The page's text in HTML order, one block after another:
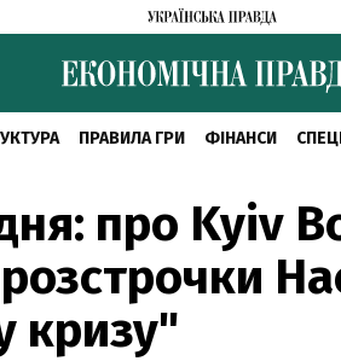
ПРАВИЛА ГРИ ФІНАНСИ
про Kyiv
кризу"